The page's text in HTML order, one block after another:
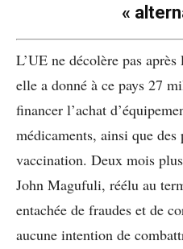
«
L’UE ne décolère pas
elle a donné à ce pays 27
financer l’achat
médicaments, ainsi que des
vaccination. Deux mois
John Magufuli, réélu au
entachée de fraudes et de
aucune intention de